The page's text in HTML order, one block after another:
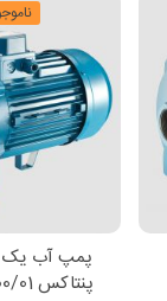
اطلاعات
پمپ آب یک
پنتاکس CMT100/01 ایتالیا